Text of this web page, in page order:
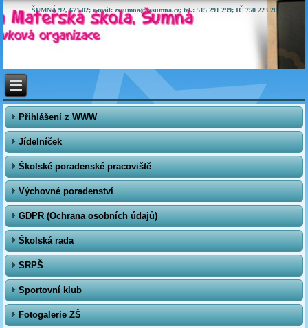
ŠUMNÁ 92, 671 02; e-mail: zssumna@zssumna.cz; tel.: 515 291 299; IČ 750 223 20
Přihlášení z WWW
Jídelníček
Školské poradenské pracoviště
Výchovné poradenství
GDPR (Ochrana osobních údajů)
Školská rada
SRPŠ
Sportovní klub
Fotogalerie ZŠ